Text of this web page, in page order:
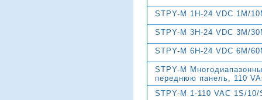
STPY-M 1H-24 VDC 1M/
STPY-M 3H-24 VDC 3M/
STPY-M 6H-24 VDC 6M/
STPY-M
переднюю панель, 110
STPY-M 1-110 VAC 1S/